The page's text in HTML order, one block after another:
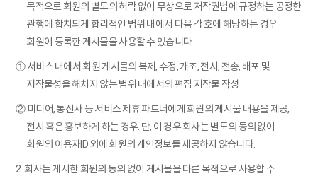
목적으로 회원의 별도의 허락 없이 무상으로 저작권법에 규정하는 공정한
관행에 합치되게 합리적인 범위 내에서 다음 각 호에 해당하는 경우
회원이 등록한 게시물을 사용할 수 있습니다.
① 서비스 내에서 회원 게시물의 복제, 수정, 개조, 전시, 전송, 배포 및
저작물성을 해치지 않는 범위 내에서의 편집 저작물 작성
② 미디어, 통신사 등 서비스 제휴 파트너에게 회원의 게시물 내용을 제공,
전시 혹은 홍보하게 하는 경우. 단, 이 경우 회사는 별도의 동의 없이
회원의 이용자ID 외에 회원의 개인정보를 제공하지 않습니다.
2. 회사는 게시한 회원의 동의 없이 게시물을 다른 목적으로 사용할 수